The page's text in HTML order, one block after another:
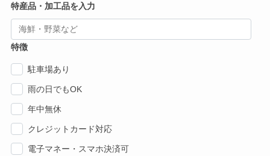
特産品・加工品を入力
特徴
駐車場あり
雨の日でもOK
年中無休
クレジットカード対応
電子マネー・スマホ決済可